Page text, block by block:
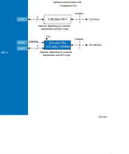
Direction
CAN Bus
RS-485 Bus
5V
Isolation
Isolation
RS-485 TRx
½ Duplex 20Mbps
CAN Bus PHY
WS123
Optional communication with
Smartphone GUI
Optional, depending on customer
requirements and MCU type
Optional, depending on customer
requirements and MCU type
2
2
MCU
UART
GPIO
CAN